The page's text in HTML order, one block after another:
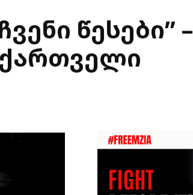
წესები” –
ქართველი